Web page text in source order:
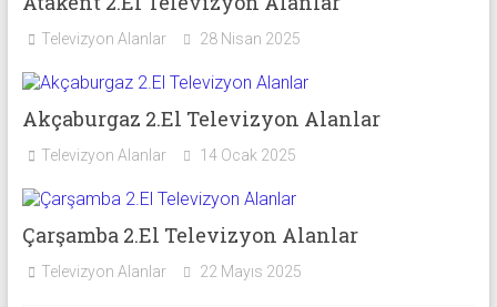
Televizyon Alanlar 28 Nisan 2025
Akçaburgaz 2.El Televizyon Alanlar
Televizyon Alanlar 14 Ocak 2025
Çarşamba 2.El Televizyon Alanlar
Televizyon Alanlar 22 Mayıs 2025